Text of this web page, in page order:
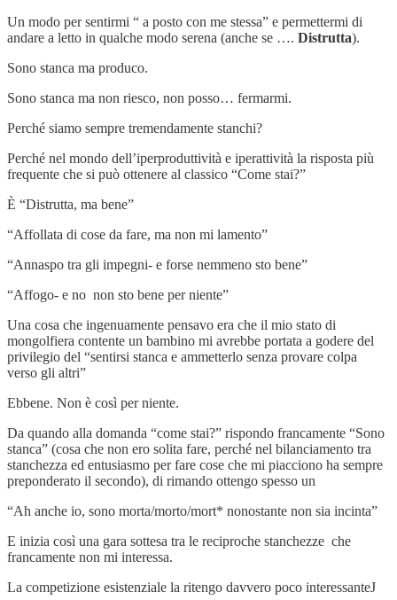
Un modo per sentirmi “ a posto con me stessa” e permettermi di
andare a letto in qualche modo serena (anche se …. Distrutta).
Sono stanca ma produco.
Sono stanca ma non riesco, non posso… fermarmi.
Perché siamo sempre tremendamente stanchi?
Perché nel mondo dell’iperproduttività e iperattività la risposta più
frequente che si può ottenere al classico “Come stai?”
È “Distrutta, ma bene”
“Affollata di cose da fare, ma non mi lamento”
“Annaspo tra gli impegni- e forse nemmeno sto bene”
“Affogo- e no non sto bene per niente”
Una cosa che ingenuamente pensavo era che il mio stato di
mongolfiera contente un bambino mi avrebbe portata a godere del
privilegio del “sentirsi stanca e ammetterlo senza provare colpa
verso gli altri”
Ebbene. Non è così per niente.
Da quando alla domanda “come stai?” rispondo francamente “Sono
stanca” (cosa che non ero solita fare, perché nel bilanciamento tra
stanchezza ed entusiasmo per fare cose che mi piacciono ha sempre
preponderato il secondo), di rimando ottengo spesso un
“Ah anche io, sono morta/morto/mort* nonostante non sia incinta”
E inizia così una gara sottesa tra le reciproche stanchezze che
francamente non mi interessa.
La competizione esistenziale la ritengo davvero poco interessanteJ